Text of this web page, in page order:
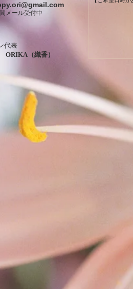
メール受付中
代表
（織香）